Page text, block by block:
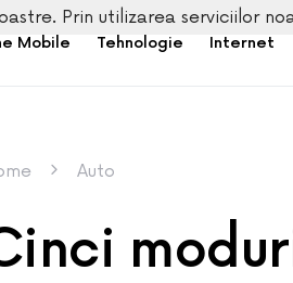
Mobile Tehnologie Internet
Auto
Prin utilizarea serviciilor